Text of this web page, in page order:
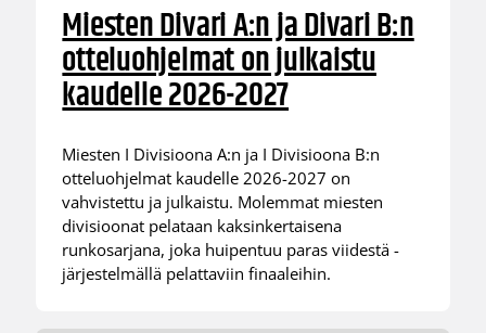
Miesten Divari A:n ja Divari B:n
otteluohjelmat on julkaistu
kaudelle 2026-2027
Miesten I Divisioona A:n ja I Divisioona B:n
otteluohjelmat kaudelle 2026-2027 on
vahvistettu ja julkaistu. Molemmat miesten
divisioonat pelataan kaksinkertaisena
runkosarjana, joka huipentuu paras viidestä -
järjestelmällä pelattaviin finaaleihin.